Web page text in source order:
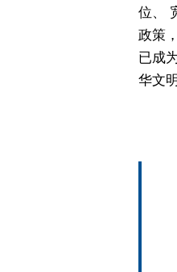
位、
政策
已成
华文